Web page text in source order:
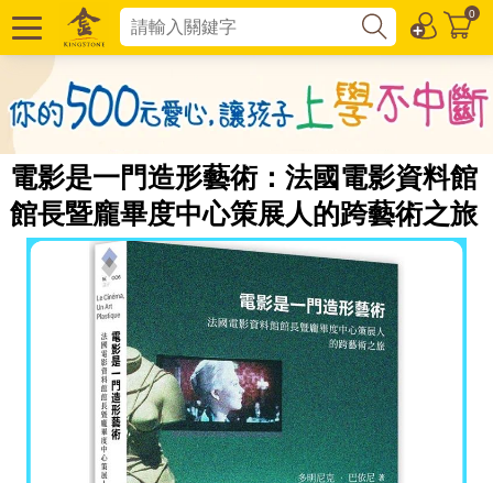
0
電影是一門造形藝術：法國電影資料館
館長暨龐畢度中心策展人的跨藝術之旅